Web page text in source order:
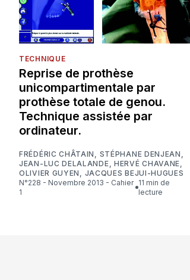
TECHNIQUE
Reprise de prothèse
unicompartimentale par
prothèse totale de genou.
Technique assistée par
ordinateur.
FRÉDÉRIC CHÂTAIN STÉPHANE DENJEAN
JEAN-LUC DELALANDE ,HERVÉ CHAVANE
OLIVIER GUYEN
JACQUES BEJUI-HUGUES
N°228 - Novembre 2013 - Cahier
1
11 min de
lecture